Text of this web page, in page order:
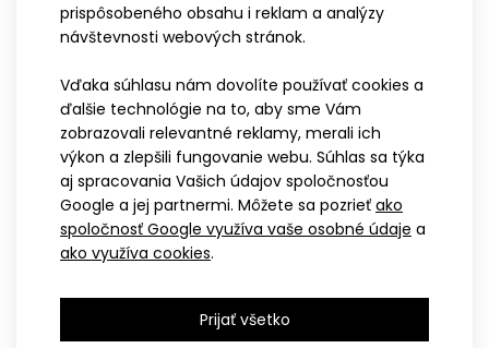
prispôsobeného obsahu i reklam a analýzy
návštevnosti webových stránok.
Vďaka súhlasu nám dovolíte používať cookies a
ďalšie technológie na to, aby sme Vám
zobrazovali relevantné reklamy, merali ich
výkon a zlepšili fungovanie webu. Súhlas sa týka
aj spracovania Vašich údajov spoločnosťou
Google a jej partnermi. Môžete sa pozrieť ako
spoločnosť Google využíva vaše osobné údaje a
ako využíva cookies.
Prijať všetko
ELEMENT šedá
49,90€
39,90€
VOYTA s trakmi
SPORT